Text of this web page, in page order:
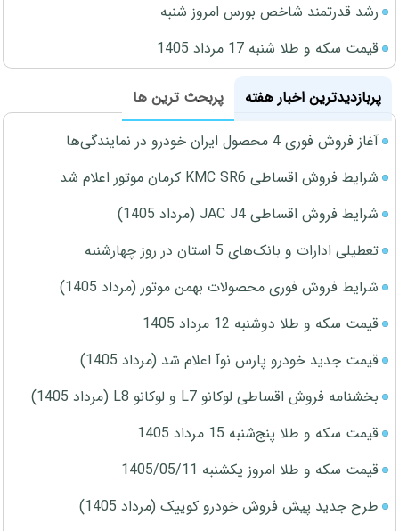
رشد قدرتمند شاخص بورس امروز شنبه
قیمت سکه و طلا شنبه 17 مرداد 1405
پربازدیدترین اخبار هفته
پربحث ترین ها
آغاز فروش فوری 4 محصول ایران خودرو در نمایندگی‌ها
شرایط فروش اقساطی KMC SR6 کرمان موتور اعلام شد
شرایط فروش اقساطی JAC J4 (مرداد 1405)
تعطیلی ادارات و بانک‌های 5 استان در روز چهارشنبه
شرایط فروش فوری محصولات بهمن موتور (مرداد 1405)
قیمت سکه و طلا دوشنبه 12 مرداد 1405
قیمت جدید خودرو پارس نوآ اعلام شد (مرداد 1405)
بخشنامه فروش اقساطی لوکانو L7 و لوکانو L8 (مرداد 1405)
قیمت سکه و طلا پنج‌شنبه 15 مرداد 1405
قیمت سکه و طلا امروز یکشنبه 1405/05/11
طرح جدید پیش فروش خودرو کوییک (مرداد 1405)